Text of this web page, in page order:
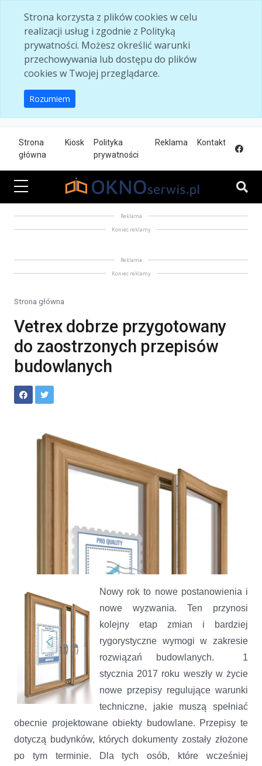
Strona korzysta z plików cookies w celu
realizacji usług i zgodnie z Polityką
prywatności. Możesz określić warunki
przechowywania lub dostępu do plików
cookies w Twojej przeglądarce.
Rozumiem
Strona
główna
Kiosk
Polityka
prywatności
Reklama Kontakt
Reklama
Koniec reklamy
Reklama
Koniec reklamy
Strona główna
Vetrex dobrze przygotowany
do zaostrzonych przepisów
budowlanych
Nowy rok to nowe postanowienia i
nowe wyzwania. Ten przynosi
kolejny etap zmian i bardziej
rygorystyczne wymogi w zakresie
rozwiązań budowlanych. 1
stycznia 2017 roku weszły w życie
nowe przepisy regulujące warunki
techniczne, jakie muszą spełniać
obecnie projektowane obiekty budowlane. Przepisy te
dotyczą budynków, których dokumenty zostały złożone
po tym terminie. Dla tych osób, które wcześniej